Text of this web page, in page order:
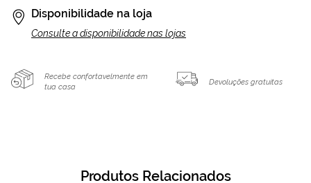
Disponibilidade na loja
Consulte a disponibilidade nas lojas
Recebe confortavelmente em
tua casa
Devoluções gratuitas
Produtos Relacionados